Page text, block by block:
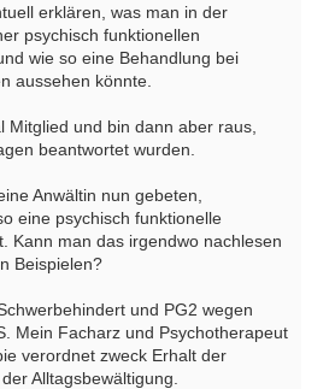
erklären, was man in der
psychisch funktionellen
wie so eine Behandlung bei
aussehen könnte.
Mitglied und bin dann aber raus,
beantwortet wurden.
Anwältin nun gebeten,
eine psychisch funktionelle
Kann man das irgendwo nachlesen
Beispielen?
und PG2 wegen
Mein Facharz und Psychotherapeut
verordnet zweck Erhalt der
Alltagsbewältigung.